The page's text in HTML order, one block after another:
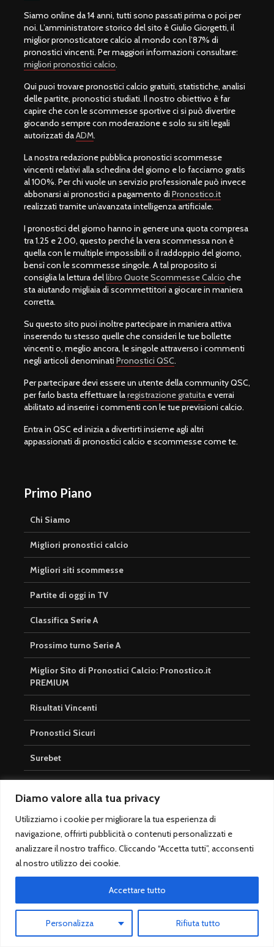
Diamo valore alla tua privacy
Utilizziamo i cookie per migliorare la tua esperienza di
navigazione, offrirti pubblicità o contenuti personalizzati e
analizzare il nostro traffico. Cliccando “Accetta tutti”, acconsenti
al nostro utilizzo dei cookie.
Personalizza Rifiuta tutto
Accettare tutto
Siamo online da 14 anni, tutti sono passati prima o poi per
noi. L’amministratore storico del sito è Giulio Giorgetti, il
miglior pronosticatore calcio al mondo con l’87% di
pronostici vincenti. Per maggiori informazioni consultare:
migliori pronostici calcio.
Qui puoi trovare pronostici calcio gratuiti, statistiche, analisi
delle partite, pronostici studiati. Il nostro obiettivo è far
capire che con le scommesse sportive ci si può divertire
giocando sempre con moderazione e solo su siti legali
autorizzati daADM.
La nostra redazione pubblica pronostici scommesse
vincenti relativi alla schedina del giorno e lo facciamo gratis
al 100%. Per chi vuole un servizio professionale può invece
abbonarsi ai pronostici a pagamento di Pronostico.it
realizzati tramite un’avanzata intelligenza artificiale.
I pronostici del giorno hanno in genere una quota compresa
tra 1.25 e 2.00, questo perché la vera scommessa non è
quella con le multiple impossibili o il raddoppio del giorno,
bensì con le scommesse singole. A tal proposito si
consiglia la lettura dellibro Quote Scommesse Calcio che
sta aiutando migliaia di scommettitori a giocare in maniera
corretta.
Su questo sito puoi inoltre partecipare in maniera attiva
inserendo tu stesso quelle che consideri le tue bollette
vincenti o, meglio ancora, le singole attraverso i commenti
negli articoli denominati Pronostici QSC.
Per partecipare devi essere un utente della community QSC,
per farlo basta effettuare laregistrazione gratuita e verrai
abilitato ad inserire i commenti con le tue previsioni calcio.
Entra in QSC ed inizia a divertirti insieme agli altri
appassionati di pronostici calcio e scommesse come te.
Primo Piano
Chi Siamo
Migliori pronostici calcio
Migliori siti scommesse
Partite di oggi in TV
Classifica Serie A
Prossimo turno Serie A
Miglior Sito di Pronostici Calcio: Pronostico.it
PREMIUM
Risultati Vincenti
Pronostici Sicuri
Surebet
Totocalcio
Quote Maggiorate
Scommessa Gratis
Pronostici Betting Exchange
Pronostici 1X2